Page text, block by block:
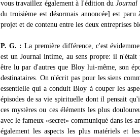
vous travaillez également à l'édition duJournal
du troisième est désormais annoncée] est
projet et de contenu entre les deux entreprises
P. G. : La première différence, c'est
est un Journal intime, au sens propre: il
être lu par d'autres que Bloy lui-même, son
destinataires. On n'écrit pas pour les siens
essentielle qui a conduit Bloy à couper les
épisodes de sa vie spirituelle dont il pensait
ces mystères ou ces éléments les plus
avec le fameux «secret» communiqué dans les
également les aspects les plus matériels et